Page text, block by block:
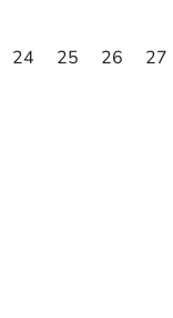
24 25 26 27